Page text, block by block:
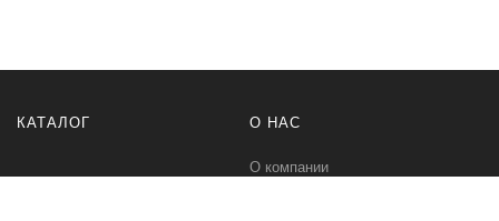
КАТАЛОГ О НАС
О компании